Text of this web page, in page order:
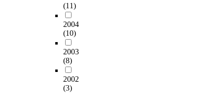
(11)
2004
(10)
2003
(8)
2002
(3)